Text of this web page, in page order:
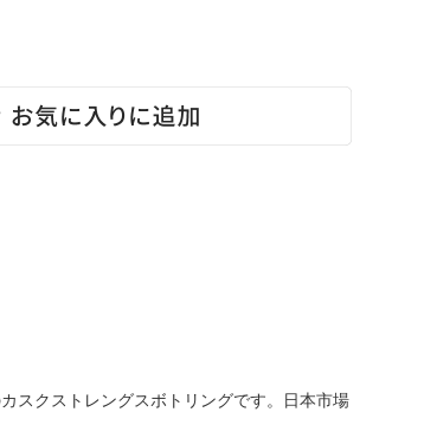
スクストレングスボトリングです。日本市場